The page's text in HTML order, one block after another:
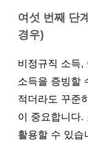
여섯 번째 단
경우)
비정규직 소득,
소득을 증빙할
적더라도 꾸준
이 중요합니다.
활용할 수 있습